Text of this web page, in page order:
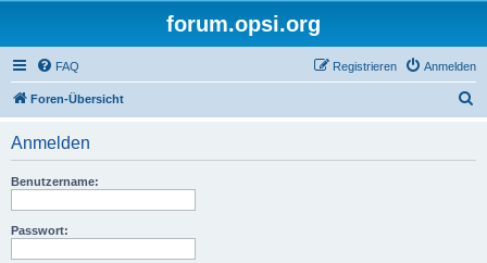
forum.opsi.org
FAQ Anmelden
Registrieren
Foren-Übersicht
Anmelden
Benutzername:
Passwort: